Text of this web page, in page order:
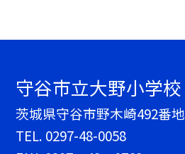
守谷市立大野小学校
茨城県守谷市野木崎492番地
TEL. 0297-48-0058